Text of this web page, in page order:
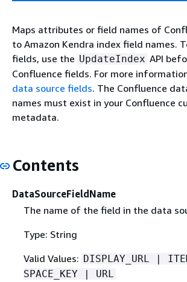
Maps attributes or field names of
to Amazon Kendra index field names.
fields, use the UpdateIndex API
Confluence fields. For more
data source fields. The Confluence
names must exist in your Confluence
metadata.
Contents
DataSourceFieldName
The name of the field in the data
Type: String
Valid Values: DISPLAY_URL |
SPACE_KEY | URL